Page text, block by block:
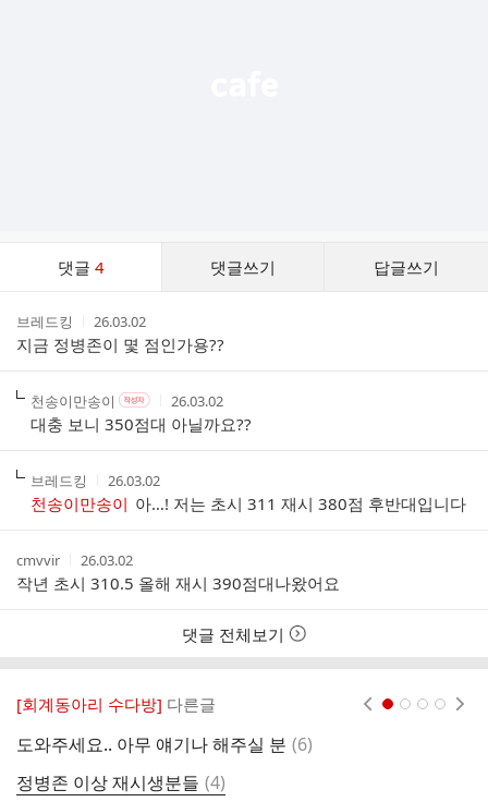
댓글 4 댓글쓰기 답글쓰기
스
작
성
자
브레드킹
작
성
시
간
26.03.02
지금 정병존이 몇 점인가용??
작
성
자
천송이만송이 작
성
자
본
여
부
작
자
작
성
시
간
26.03.02
대충 보니 350점대 아닐까요??
작
성
자
브레드킹
작
성
시
간
26.03.02
천송이만송이 아…! 저는 초시 311 재시 380점 후반대입니다
작
성
자
cmvvir
작
성
시
간
26.03.02
작년 초시 310.5 올해 재시 390점대나왔어요
댓글 전체보기
[회계동아리 수다방] 다른글
도와주세요.. 아무 얘기나 해주실 분 댓
(6)
정병존 이상 재시생분들 댓
(4)